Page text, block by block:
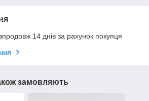
14 днів за рахунок покупця
замовляють